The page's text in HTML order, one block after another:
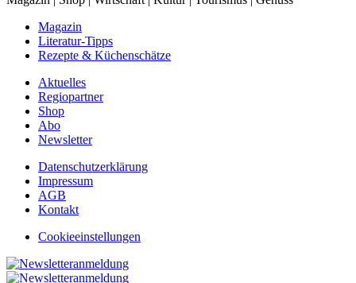
Magazin
Literatur-Tipps
Rezepte & Küchenschätze
Aktuelles
Regiopartner
Shop
Abo
Newsletter
Datenschutzerklärung
Impressum
AGB
Kontakt
Cookieeinstellungen